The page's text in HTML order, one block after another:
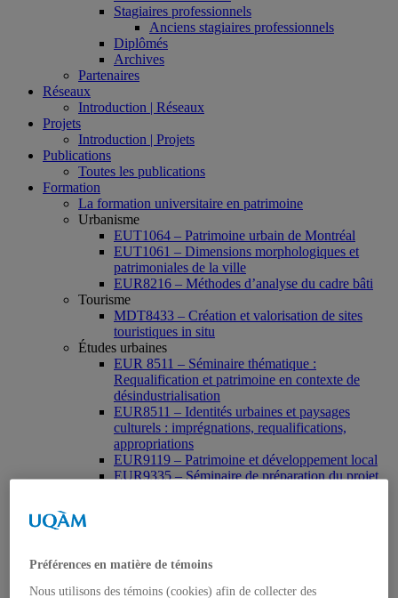
Stagiaires professionnels
Anciens stagiaires professionnels
Diplômés
Archives
Partenaires
Réseaux
Introduction | Réseaux
Projets
Introduction | Projets
Publications
Toutes les publications
Formation
La formation universitaire en patrimoine
Urbanisme
EUT1064 – Patrimoine urbain de Montréal
EUT1061 – Dimensions morphologiques et
patrimoniales de la ville
EUR8216 – Méthodes d’analyse du cadre bâti
Tourisme
MDT8433 – Création et valorisation de sites
touristiques in situ
Études urbaines
EUR 8511 – Séminaire thématique :
Requalification et patrimoine en contexte de
désindustrialisation
EUR8511 – Identités urbaines et paysages
culturels : imprégnations, requalifications,
appropriations
EUR9119 – Patrimoine et développement local
EUR9335 – Séminaire de préparation du projet
Muséologie, médiation et patrimoine
MSL9006 La patrimonialisation
Préférences en matière de témoins
Nous utilisons des témoins (cookies) afin de collecter des